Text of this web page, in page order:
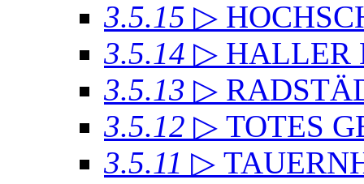
3.5.15 ▷
3.5.14 ▷ HALLER
3.5.13 ▷
3.5.12 ▷ TOTES
3.5.11 ▷